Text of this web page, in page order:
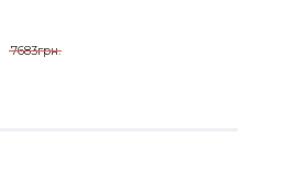
7683грн.